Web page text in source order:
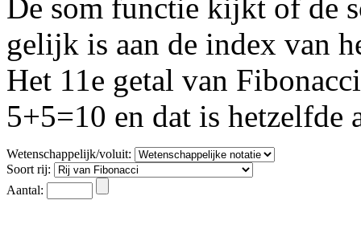
De som functie kijkt of de
gelijk is aan de index van
Het 11e getal van
5+5=10 en dat is hetzelfde
Wetenschappelijk/voluit:
Soort rij:
Aantal: